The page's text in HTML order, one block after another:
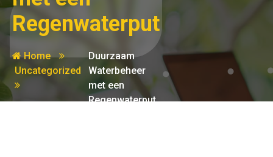
Regenwaterput
Home
Uncategorized
Duurzaam
Waterbeheer
met een
Regenwaterput